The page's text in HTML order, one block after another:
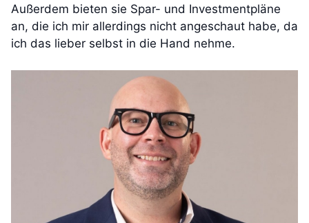
Außerdem bieten sie Spar- und Investmentpläne
an, die ich mir allerdings nicht angeschaut habe, da
ich das lieber selbst in die Hand nehme.